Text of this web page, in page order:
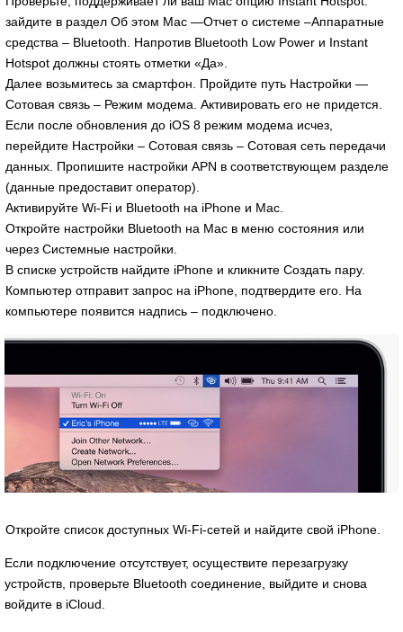
зайдите в раздел Об этом Mac —Отчет о системе –Аппаратные
средства – Bluetooth. Напротив Bluetooth Low Power и Instant
Hotspot должны стоять отметки «Да».
Далее возьмитесь за смартфон. Пройдите путь Настройки —
Сотовая связь – Режим модема. Активировать его не придется.
Если после обновления до iOS 8 режим модема исчез,
перейдите Настройки – Сотовая связь – Сотовая сеть передачи
данных. Пропишите настройки APN в соответствующем разделе
(данные предоставит оператор).
Активируйте Wi-Fi и Bluetooth на iPhone и Mac.
Откройте настройки Bluetooth на Mac в меню состояния или
через Системные настройки.
В списке устройств найдите iPhone и кликните Создать пару.
Компьютер отправит запрос на iPhone, подтвердите его. На
компьютере появится надпись – подключено.
Откройте список доступных Wi-Fi-сетей и найдите свой iPhone.
Если подключение отсутствует, осуществите перезагрузку
устройств, проверьте Bluetooth соединение, выйдите и снова
войдите в iCloud.